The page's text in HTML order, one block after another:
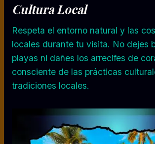
Cultura Local
Respeta el entorno natural y las
locales durante tu visita. No dejes
playas ni dañes los arrecifes de
consciente de las prácticas
tradiciones locales.